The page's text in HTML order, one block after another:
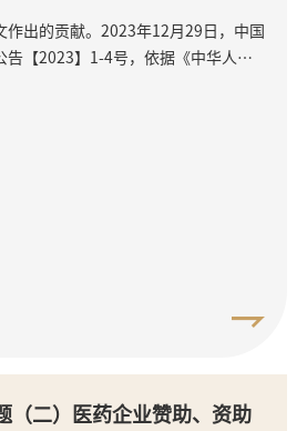
作出的贡献。2023年12月29日，中国
告【2023】1-4号，依据《中华人民
（二）医药企业赞助、资助